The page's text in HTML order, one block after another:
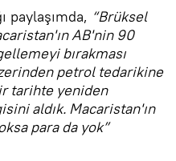
paylaşımda, “Brüksel
AB'nin 90
bırakması
petrol tedarikine
tarihte yeniden
aldık. Macaristan'ın
para da yok”